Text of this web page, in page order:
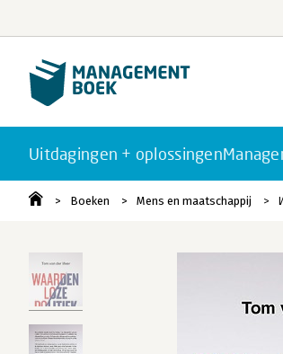
Uitdagingen + oplossingen
Boeken Mens en maatschappij